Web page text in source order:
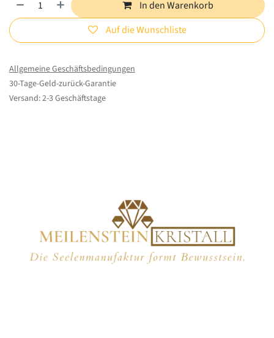
In den Warenkorb
Auf die Wunschliste
Allgemeine Geschäftsbedingungen
30-Tage-Geld-zurück-Garantie
Versand: 2-3 Geschäftstage